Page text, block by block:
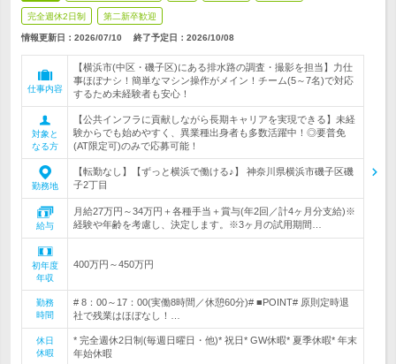
完全週休2日制 第二新卒歓迎
情報更新日：2026/07/10 終了予定日： 2026/10/08
仕事内容
【横浜市(中区・磯子区)にある排水路の調査・撮影を担当】力仕
事ほぼナシ！簡単なマシン操作がメイン！チーム(5～7名)で対応
するため未経験者も安心！
対象と
なる方
【公共インフラに貢献しながら長期キャリアを実現できる】未経
験からでも始めやすく、異業種出身者も多数活躍中！◎要普免
(AT限定可)のみで応募可能！
勤務地
【転勤なし】【ずっと横浜で働ける♪】 神奈川県横浜市磯子区磯
子2丁目
給与
月給27万円～34万円＋各種手当＋賞与(年2回／計4ヶ月分支給)※
経験や年齢を考慮し、決定します。※3ヶ月の試用期間…
初年度
年収
400万円～450万円
勤務
時間
# 8：00～17：00(実働8時間／休憩60分)# ■POINT# 原則定時退
社で残業はほぼなし！…
休日
休暇
* 完全週休2日制(毎週日曜日・他)* 祝日* GW休暇* 夏季休暇* 年末
年始休暇